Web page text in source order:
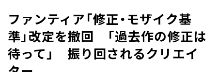
ファンティア「修正・モザイク基
準」改定を撤回 「過去作の修正は
待って」 振り回されるクリエイ